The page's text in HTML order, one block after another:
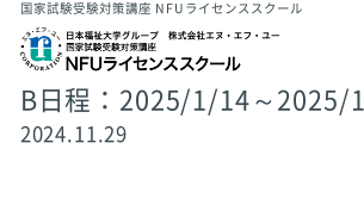
国家試験受験対策講座 NFUライセンススクール
B日程：2025/1/14～2025/
2024.11.29